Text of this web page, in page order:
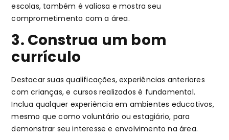
escolas, também é valiosa e mostra seu
comprometimento com a área.
3. Construa um bom
currículo
Destacar suas qualificações, experiências anteriores
com crianças, e cursos realizados é fundamental.
Inclua qualquer experiência em ambientes educativos,
mesmo que como voluntário ou estagiário, para
demonstrar seu interesse e envolvimento na área.